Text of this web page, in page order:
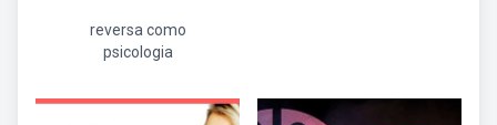
reversa como
psicologia